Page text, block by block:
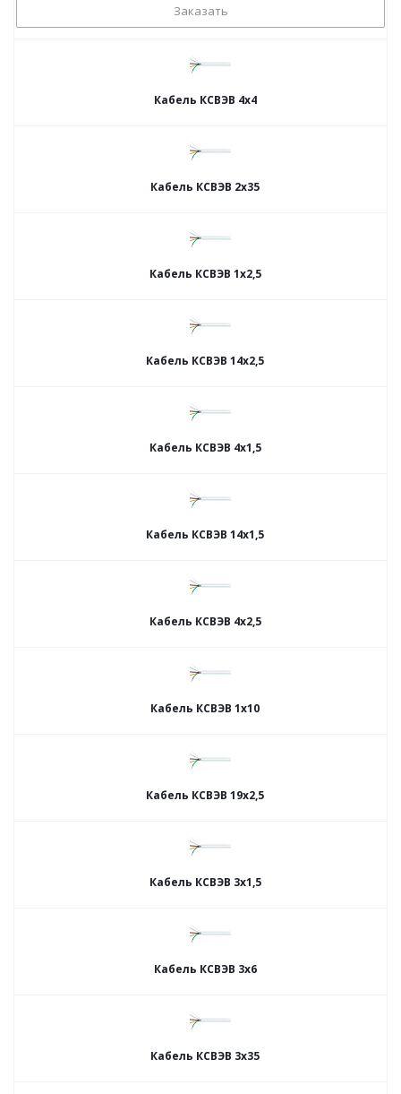
Заказать
Кабель КСВЭВ 4х4
Кабель КСВЭВ 2х35
Кабель КСВЭВ 1х2,5
Кабель КСВЭВ 14х2,5
Кабель КСВЭВ 4х1,5
Кабель КСВЭВ 14х1,5
Кабель КСВЭВ 4х2,5
Кабель КСВЭВ 1х10
Кабель КСВЭВ 19х2,5
Кабель КСВЭВ 3х1,5
Кабель КСВЭВ 3х6
Кабель КСВЭВ 3х35